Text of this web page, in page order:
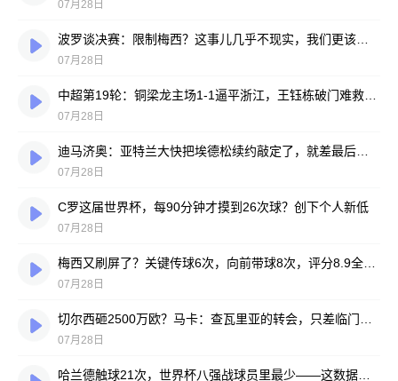
07月28日
07月28日
07月28日
07月28日
C罗这届世界杯，每90分钟才摸到26次球？创下个人新低
07月28日
07月28日
07月28日